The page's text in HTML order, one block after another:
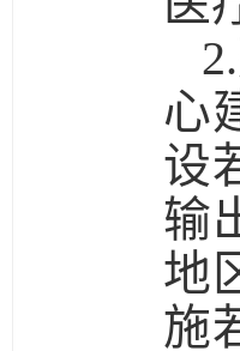
心
设
输
地
施